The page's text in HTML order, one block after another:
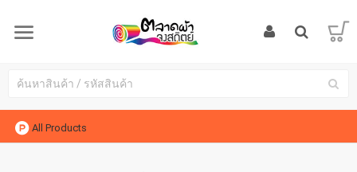
All Products